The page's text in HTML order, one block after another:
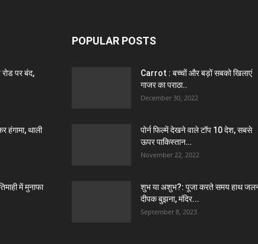
पर बंद,
हंगामा, थाली
में मुनाफा
POPULAR POSTS
Carrot : बच्चों और बड़ों सबको खिलाएं
गाजर का पराठा..
December 30, 2022
पोर्न फिल्में देखने वाले टॉप 10 देश, सबसे
ऊपर पाकिस्तान…
November 22, 2022
शुभ या अशुभ?: पूजा करते समय हाथ
दीपक बुझना, मंदिर...
September 8, 2023